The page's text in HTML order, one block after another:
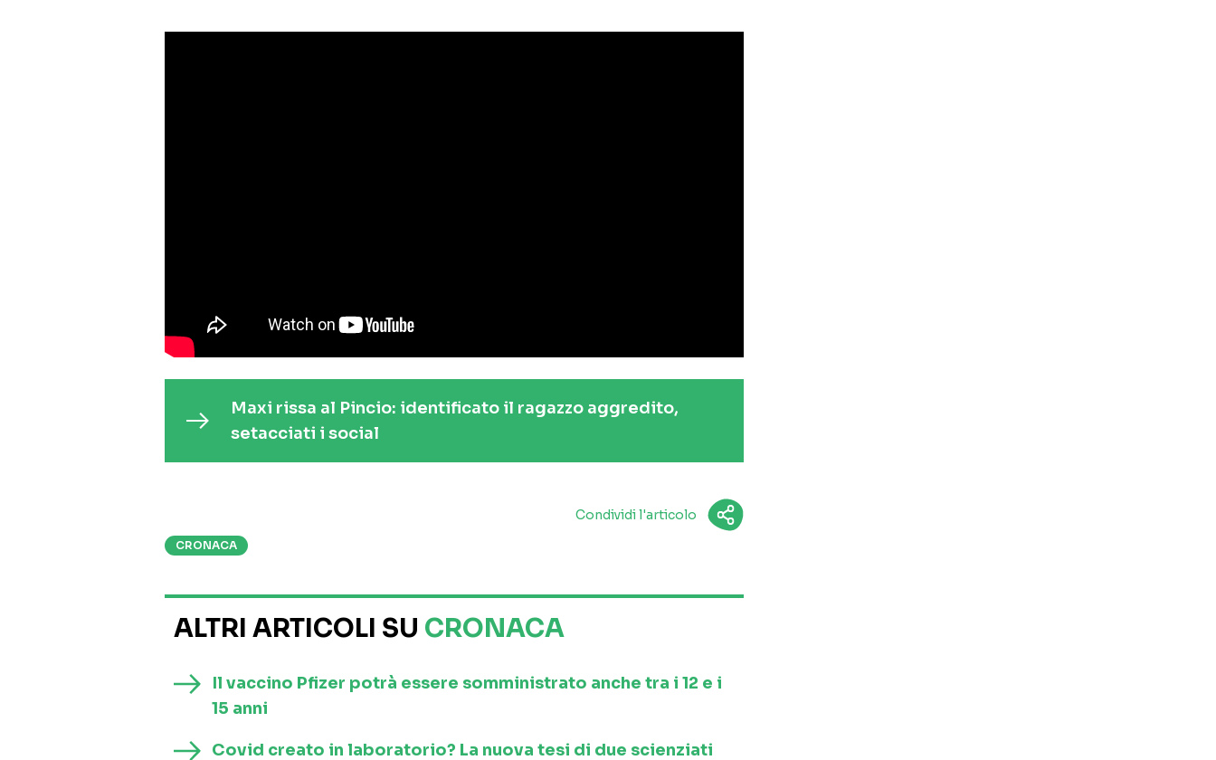
Maxi rissa al Pincio: identificato il ragazzo aggredito,
setacciati i social
Condividi l'articolo
CRONACA
ALTRI ARTICOLI SU CRONACA
Il vaccino Pfizer potrà essere somministrato anche tra i 12 e i
15 anni
Covid creato in laboratorio? La nuova tesi di due scienziati